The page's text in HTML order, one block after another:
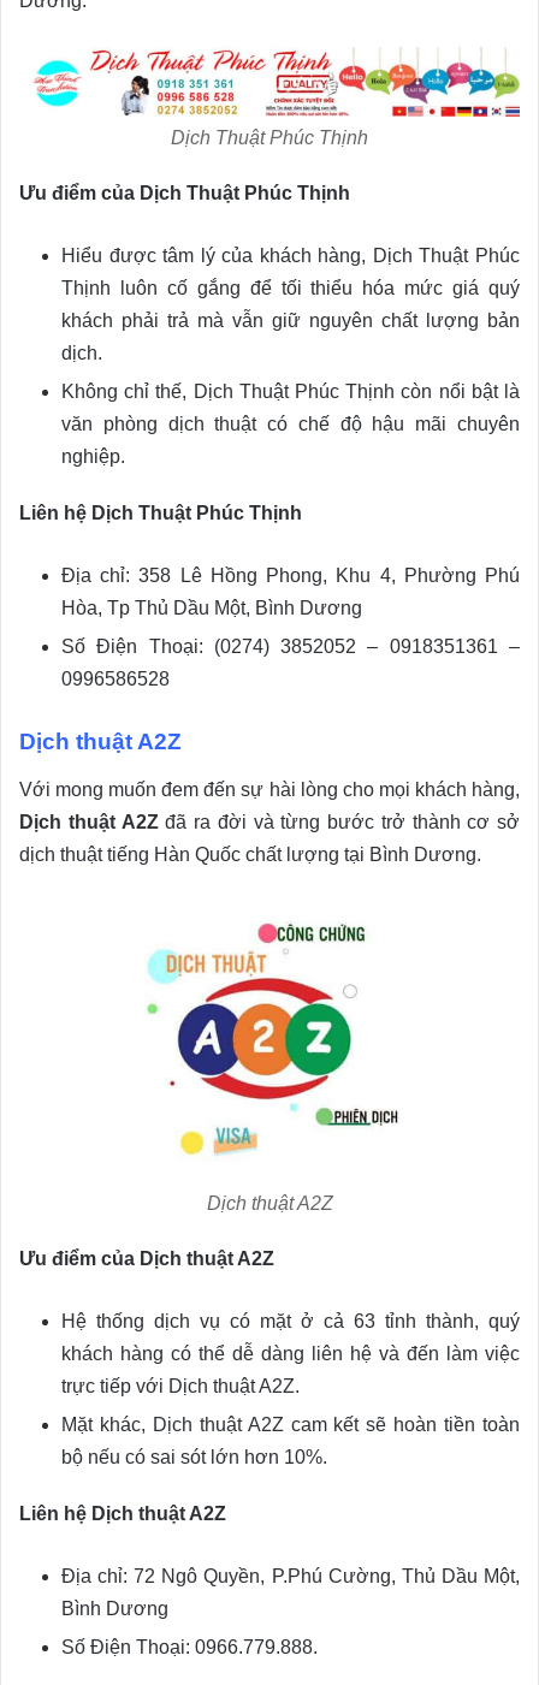
Dịch Thuật Phúc Thịnh
Ưu điểm của Dịch Thuật Phúc Thịnh
Hiểu được tâm lý của khách hàng, Dịch Thuật Phúc
Thịnh luôn cố gắng để tối thiểu hóa mức giá quý
khách phải trả mà vẫn giữ nguyên chất lượng bản
dịch.
Không chỉ thế, Dịch Thuật Phúc Thịnh còn nổi bật là
văn phòng dịch thuật có chế độ hậu mãi chuyên
nghiệp.
Liên hệ Dịch Thuật Phúc Thịnh
Địa chỉ: 358 Lê Hồng Phong, Khu 4, Phường Phú
Hòa, Tp Thủ Dầu Một, Bình Dương
Số Điện Thoại: (0274) 3852052 – 0918351361 –
0996586528
Dịch thuật A2Z
Với mong muốn đem đến sự hài lòng cho mọi khách hàng,
Dịch thuật A2Zđã ra đời và từng bước trở thành cơ sở
dịch thuật tiếng Hàn Quốc chất lượng tại Bình Dương.
Dịch thuật A2Z
Ưu điểm của Dịch thuật A2Z
Hệ thống dịch vụ có mặt ở cả 63 tỉnh thành, quý
khách hàng có thể dễ dàng liên hệ và đến làm việc
trực tiếp với Dịch thuật A2Z.
Mặt khác, Dịch thuật A2Z cam kết sẽ hoàn tiền toàn
bộ nếu có sai sót lớn hơn 10%.
Liên hệ Dịch thuật A2Z
Địa chỉ: 72 Ngô Quyền, P.Phú Cường, Thủ Dầu Một,
Bình Dương
Số Điện Thoại: 0966.779.888.